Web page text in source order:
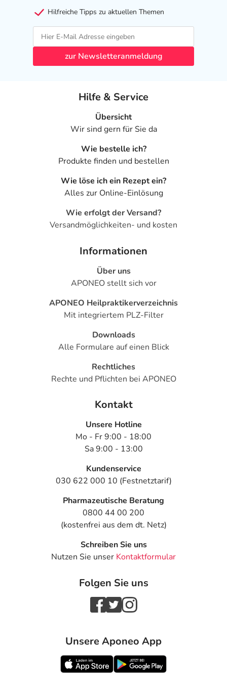
Hilfreiche Tipps zu aktuellen Themen
zur Newsletteranmeldung
Hilfe & Service
Übersicht
Wir sind gern für Sie da
Wie bestelle ich?
Produkte finden und bestellen
Wie löse ich ein Rezept ein?
Alles zur Online-Einlösung
Wie erfolgt der Versand?
Versandmöglichkeiten- und kosten
Informationen
Über uns
APONEO stellt sich vor
APONEO Heilpraktikerverzeichnis
Mit integriertem PLZ-Filter
Downloads
Alle Formulare auf einen Blick
Rechtliches
Rechte und Pflichten bei APONEO
Kontakt
Unsere Hotline
Mo - Fr 9:00 - 18:00
Sa 9:00 - 13:00
Kundenservice
030 622 000 10 (Festnetztarif)
Pharmazeutische Beratung
0800 44 00 200
(kostenfrei aus dem dt. Netz)
Schreiben Sie uns
Nutzen Sie unser Kontaktformular
Folgen Sie uns
Unsere Aponeo App